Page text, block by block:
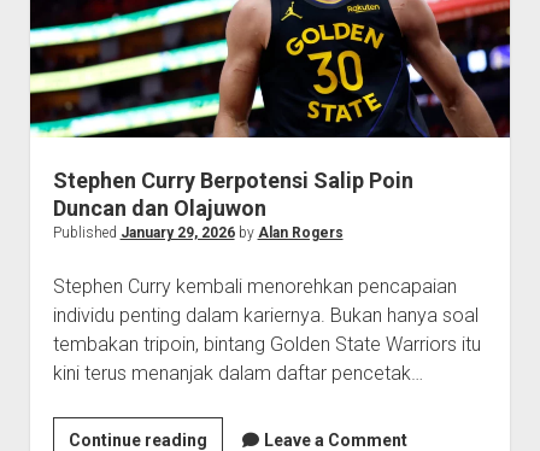
Stephen Curry Berpotensi Salip Poin
Duncan dan Olajuwon
Published January 29, 2026by Alan Rogers
Stephen Curry kembali menorehkan pencapaian
individu penting dalam kariernya. Bukan hanya soal
tembakan tripoin, bintang Golden State Warriors itu
kini terus menanjak dalam daftar pencetak…
Continue readingStephenLeave a Comment